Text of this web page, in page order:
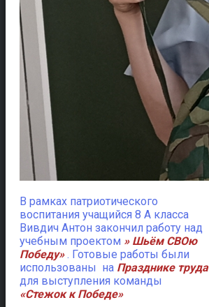
В рамках патриотического
воспитания учащийся 8 А класса
Вивдич Антон закончил работу над
учебным проектом » Шьём СВОю
Победу». Готовые работы были
использованы на Празднике труда
для выступления команды
«Стежок к Победе»